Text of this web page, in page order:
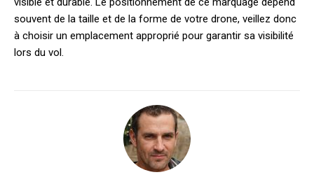
souvent de la taille et de la forme de votre drone, veillez donc
à choisir un emplacement approprié pour garantir sa visibilité
lors du vol.